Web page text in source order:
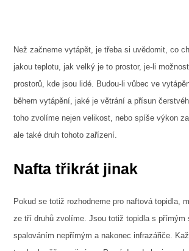
Než začneme vytápět, je třeba si uvědomit, co
jakou teplotu, jak velký je to prostor, je-li
prostorů, kde jsou lidé. Budou-li vůbec ve
během vytápění, jaké je větrání a přísun
toho zvolíme nejen velikost, nebo spíše výkon
ale také druh tohoto zařízení.
Nafta třikrát jinak
Pokud se totiž rozhodneme pro naftová topidla,
ze tří druhů zvolíme. Jsou totiž topidla s přímým
spalováním nepřímým a nakonec infrazářiče.